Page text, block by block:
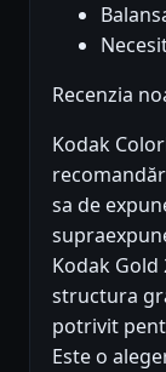
Recenzia
Kodak
sa de
Kodak Gold
structura
potrivit
Este o